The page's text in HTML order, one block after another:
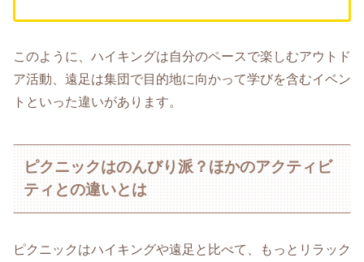
このように、ハイキングは自分のペースで楽しむアウトド
ア活動、遠足は集団で目的地に向かって学びを含むイベン
トといった違いがあります。
ピクニックはのんびり派？ほかのアクティビ
ティとの違いとは
ピクニックはハイキングや遠足と比べて、もっとリラック